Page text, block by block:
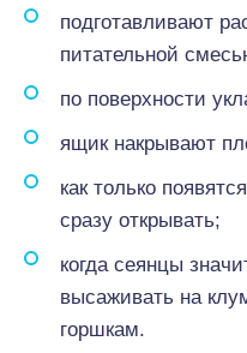
подготавливают
питательной
по поверхности
ящик накрывают
как только
сразу открывать;
когда сеянцы
высаживать на
горшкам.